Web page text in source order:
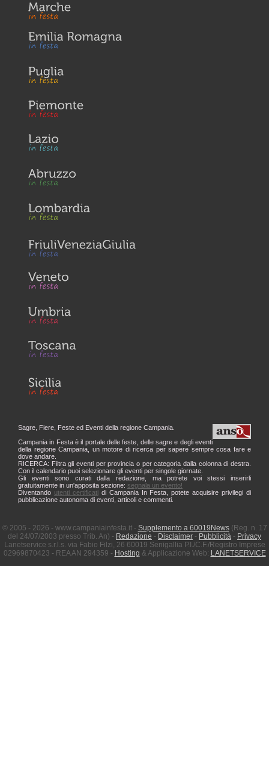
Sagre, Fiere, Feste ed Eventi della regione Campania.
Campania in Festa è il portale delle feste, delle sagre e degli eventi
della regione Campania, un motore di ricerca per sapere sempre cosa fare e
dove andare.
RICERCA: Filtra gli eventi per provincia o per categoria dalla colonna di destra.
Con il calendario puoi selezionare gli eventi per singole giornate.
Gli eventi sono curati dalla redazione, ma potrete voi stessi inserirli
gratuitamente in un'apposita sezione: segnala un evento!
Diventando utenti certificatidi Campania In Festa, potete acquisire privilegi di
pubblicazione autonoma di eventi, articoli e commenti.
© 2005 - 2026 - www.campaniainfesta.it - Supplemento a 60019News(Reg. n. 17
del 24/07/2003 presso Trib. An) - Redazione - Disclaimer - Pubblicità - Privacy
Lanetservice s.r.l.s. via Fabio Filzi, 26 60019 Senigallia P.I./C.F./Registro Imprese
02969870423 - REA AN 294359 - Hosting & Applicazione Web: LANETSERVICE